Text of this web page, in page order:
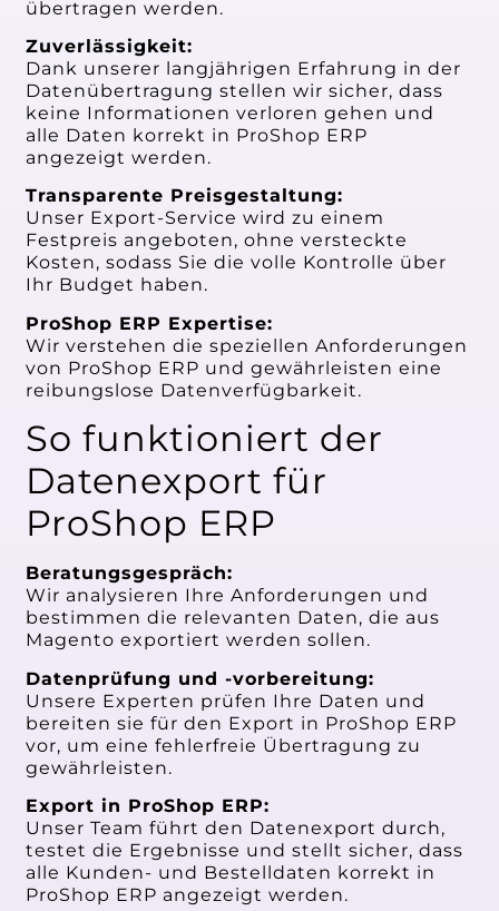
übertragen werden.
Zuverlässigkeit:
Dank unserer langjährigen Erfahrung in der
Datenübertragung stellen wir sicher, dass
keine Informationen verloren gehen und
alle Daten korrekt in ProShop ERP
angezeigt werden.
Transparente Preisgestaltung:
Unser Export-Service wird zu einem
Festpreis angeboten, ohne versteckte
Kosten, sodass Sie die volle Kontrolle über
Ihr Budget haben.
ProShop ERP Expertise:
Wir verstehen die speziellen Anforderungen
von ProShop ERP und gewährleisten eine
reibungslose Datenverfügbarkeit.
So funktioniert der
Datenexport für
ProShop ERP
Beratungsgespräch:
Wir analysieren Ihre Anforderungen und
bestimmen die relevanten Daten, die aus
Magento exportiert werden sollen.
Datenprüfung und -vorbereitung:
Unsere Experten prüfen Ihre Daten und
bereiten sie für den Export in ProShop ERP
vor, um eine fehlerfreie Übertragung zu
gewährleisten.
Export in ProShop ERP:
Unser Team führt den Datenexport durch,
testet die Ergebnisse und stellt sicher, dass
alle Kunden- und Bestelldaten korrekt in
ProShop ERP angezeigt werden.